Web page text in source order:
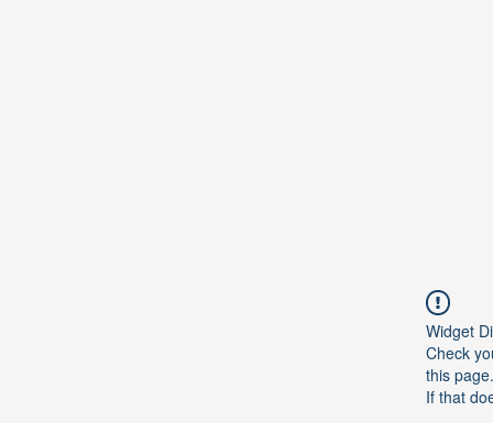
Widget
Check
this page.
If that